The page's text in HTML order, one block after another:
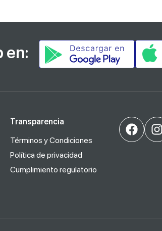
en:
Transparencia
Términos y Condiciones
Política de privacidad
Cumplimiento regulatorio